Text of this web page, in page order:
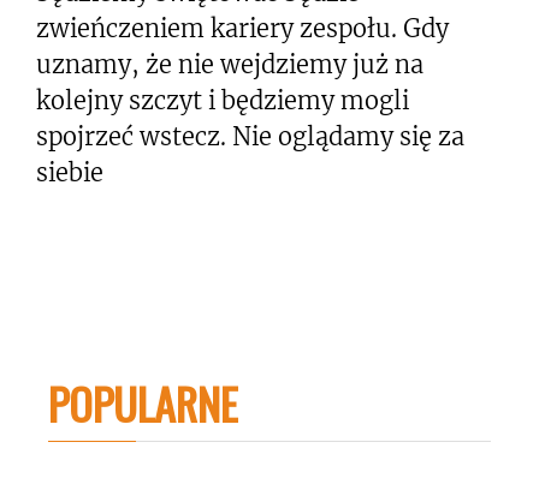
zwieńczeniem kariery zespołu. Gdy
uznamy, że nie wejdziemy już na
kolejny szczyt i będziemy mogli
spojrzeć wstecz. Nie oglądamy się za
siebie
POPULARNE